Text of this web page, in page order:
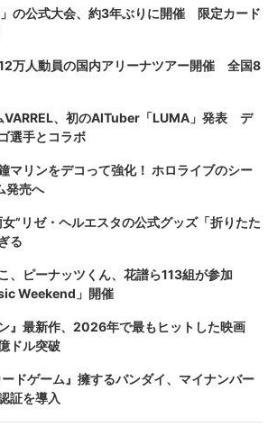
」の公式大会、約3年ぶりに開催 限定カード
万人動員の国内アリーナツアー開催 全国8
VARREL、初のAITuber「LUMA」発表 デ
選手とコラボ
マリンをデコって強化！ ホロライブのシー
発売へ
”リゼ・ヘルエスタの公式グッズ「折りたた
る
、ピーナッツくん、花譜ら113組が参加
Weekend」開催
』最新作、2026年で最もヒットした映画
ドル突破
ードゲーム』擁するバンダイ、マイナンバー
証を導入